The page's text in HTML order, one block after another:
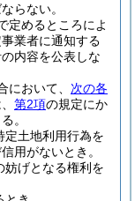
らない。
定めるところによ
業者に通知する
内容を公表しな
おいて、 次の各
第2項の規定にか
。
定土地利用行為を
用がないとき。
妨げとなる権利を